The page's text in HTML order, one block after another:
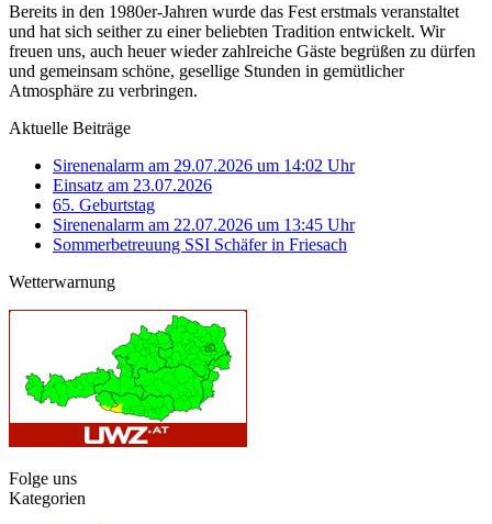
Bereits in den 1980er-Jahren wurde das Fest erstmals veranstaltet
und hat sich seither zu einer beliebten Tradition entwickelt. Wir
freuen uns, auch heuer wieder zahlreiche Gäste begrüßen zu dürfen
und gemeinsam schöne, gesellige Stunden in gemütlicher
Atmosphäre zu verbringen.
Aktuelle Beiträge
Sirenenalarm am 29.07.2026 um 14:02 Uhr
Einsatz am 23.07.2026
65. Geburtstag
Sirenenalarm am 22.07.2026 um 13:45 Uhr
Sommerbetreuung SSI Schäfer in Friesach
Wetterwarnung
Folge uns
Kategorien